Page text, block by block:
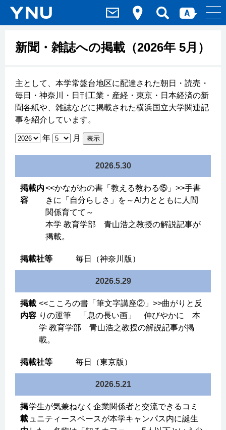
新聞・雑誌への掲載（2026年 5月）
主として、本学常盤台地区に配達された朝日・読売・
毎日・神奈川・日刊工業・産経・東京・日本経済の新
聞各紙や、雑誌などに掲載された横浜国立大学関連記
事を紹介しています。
年 月 表示
2026.5.30
<<かながわの書「教える教わる⑮」>>手書
きに「自分らしさ」を～AI力とともに人間
関係育てて～
本学 教育学部 青山浩之教授の解説記事が
掲載。
毎日（神奈川版）
2026.5.29
<<こころの書「筆文字講座②」>>曲がりと反
りの運筆 「息の長い画」 伸びやかに 本
学 教育学部 青山浩之教授の解説記事が掲
載。
毎日（東京版）
2026.5.21
学生が気兼ねなく企業関係者と交流できるコミ
ュニティースペースが本学キャンパス内に誕生